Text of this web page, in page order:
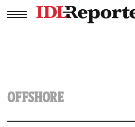
OFFSHORE